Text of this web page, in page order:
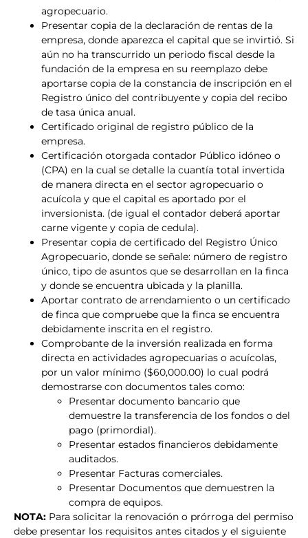
agropecuario.
Presentar copia de la declaración de rentas de la
empresa, donde aparezca el capital que se invirtió. Si
aún no ha transcurrido un periodo fiscal desde la
fundación de la empresa en su reemplazo debe
aportarse copia de la constancia de inscripción en el
Registro único del contribuyente y copia del recibo
de tasa única anual.
Certificado original de registro público de la
empresa.
Certificación otorgada contador Público idóneo o
(CPA) en la cual se detalle la cuantía total invertida
de manera directa en el sector agropecuario o
acuícola y que el capital es aportado por el
inversionista. (de igual el contador deberá aportar
carne vigente y copia de cedula).
Presentar copia de certificado del Registro Único
Agropecuario, donde se señale: número de registro
único, tipo de asuntos que se desarrollan en la finca
y donde se encuentra ubicada y la planilla.
Aportar contrato de arrendamiento o un certificado
de finca que compruebe que la finca se encuentra
debidamente inscrita en el registro.
Comprobante de la inversión realizada en forma
directa en actividades agropecuarias o acuícolas,
por un valor mínimo ($60,000.00) lo cual podrá
demostrarse con documentos tales como:
Presentar documento bancario que
demuestre la transferencia de los fondos o del
pago (primordial).
Presentar estados financieros debidamente
auditados.
Presentar Facturas comerciales.
Presentar Documentos que demuestren la
compra de equipos.
NOTA: Para solicitar la renovación o prórroga del permiso
debe presentar los requisitos antes citados y el siguiente